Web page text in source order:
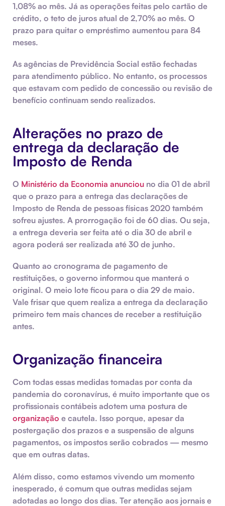
1,08% ao mês. Já as operações feitas pelo cartão de
crédito, o teto de juros atual de 2,70% ao mês. O
prazo para quitar o empréstimo aumentou para 84
meses.
As agências de Previdência Social estão fechadas
para atendimento público. No entanto, os processos
que estavam com pedido de concessão ou revisão de
benefício continuam sendo realizados.
Alterações no prazo de
entrega da declaração de
Imposto de Renda
O Ministério da Economia anunciou no dia 01 de abril
que o prazo para a entrega das declarações de
Imposto de Renda de pessoas físicas 2020 também
sofreu ajustes. A prorrogação foi de 60 dias. Ou seja,
a entrega deveria ser feita até o dia 30 de abril e
agora poderá ser realizada até 30 de junho.
Quanto ao cronograma de pagamento de
restituições, o governo informou que manterá o
original. O meio lote ficou para o dia 29 de maio.
Vale frisar que quem realiza a entrega da declaração
primeiro tem mais chances de receber a restituição
antes.
Organização financeira
Com todas essas medidas tomadas por conta da
pandemia do coronavírus, é muito importante que os
profissionais contábeis adotem uma postura de
organização e cautela. Isso porque, apesar da
postergação dos prazos e a suspensão de alguns
pagamentos, os impostos serão cobrados — mesmo
que em outras datas.
Além disso, como estamos vivendo um momento
inesperado, é comum que outras medidas sejam
adotadas ao longo dos dias. Ter atenção aos jornais e